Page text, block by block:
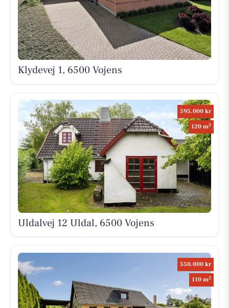
Klydevej 1, 6500 Vojens
595.000 kr
120 m2
Uldalvej 12 Uldal, 6500 Vojens
550.000 kr
110 m2